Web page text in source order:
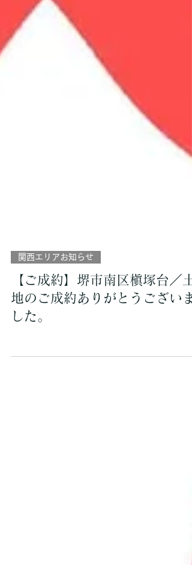
関西エリアお知らせ
【ご成約】堺市南区槇塚台／土
地のご成約ありがとうございま